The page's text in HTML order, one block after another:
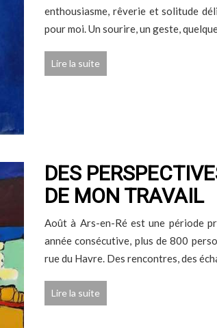
enthousiasme, rêverie et solitude
pour moi. Un sourire, un geste,
Lire la suite
DES
DE MON TRAVAIL
Août à Ars-en-Ré est une période
année consécutive, plus de 800
rue du Havre. Des rencontres, des
Lire la suite